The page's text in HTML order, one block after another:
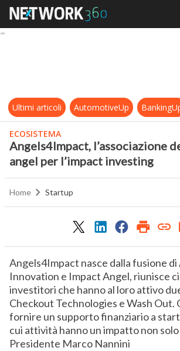
Angels4Impact,
Ultimi articoli AutomotiveUp
ECOSISTEMA
Angels4Impact, l’associazione
angel per l’impact investing
Home Startup
Angels4Impact nasce dalla fusione
Innovation e Impact Angel, riunisce
investitori che hanno al loro attivo
Checkout Technologies e Wash Out.
fornire un supporto finanziario a
cui attività hanno un impatto non
Presidente Marco Nannini